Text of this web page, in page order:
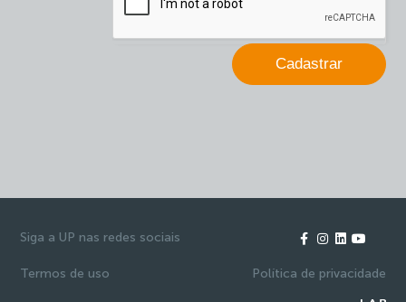
Cadastrar
branco.
Siga a UP nas redes sociais
Termos de uso Política de privacidade